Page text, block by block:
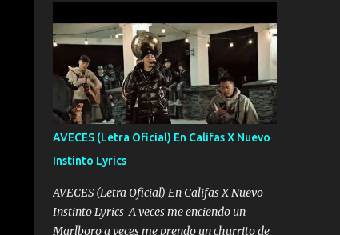
AVECES (Letra Oficial) En Califas X Nuevo
Instinto Lyrics
AVECES (Letra Oficial) En Califas X Nuevo
Instinto Lyrics A veces me enciendo un
Marlboro a veces me prendo un churrito de